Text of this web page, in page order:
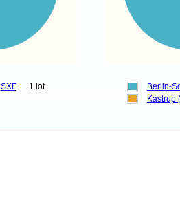
SXF 1 lot
Berlin-
Kastrup